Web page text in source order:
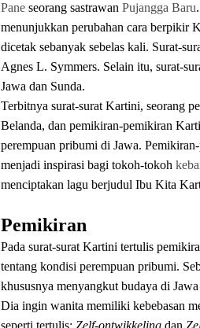
Pane seorang sastrawan Pujangga Baru
menunjukkan perubahan cara berpikir
dicetak sebanyak sebelas kali. Surat-
Agnes L. Symmers. Selain itu, surat-
Jawa dan Sunda.
Terbitnya surat-surat Kartini, seorang
Belanda, dan pemikiran-pemikiran
perempuan pribumi di Jawa.
menjadi inspirasi bagi tokoh-tokoh
menciptakan lagu berjudul Ibu Kita
Pemikiran
Pada surat-surat Kartini tertulis
tentang kondisi perempuan pribumi.
khususnya menyangkut budaya di
Dia ingin wanita memiliki kebebasan
seperti tertulis: Zelf-ontwikkeling dan